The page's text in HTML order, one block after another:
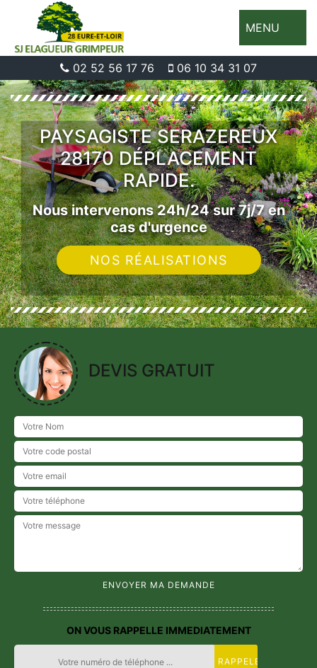
MENU
02 52 56 17 76 06 10 34 31 07
PAYSAGISTE SERAZEREUX
28170 DÉPLACEMENT
RAPIDE.
Nous intervenons 24h/24 sur 7j/7 en
cas d'urgence
NOS RÉALISATIONS
DEVIS GRATUIT
ON VOUS RAPPELLE IMMEDIATEMENT